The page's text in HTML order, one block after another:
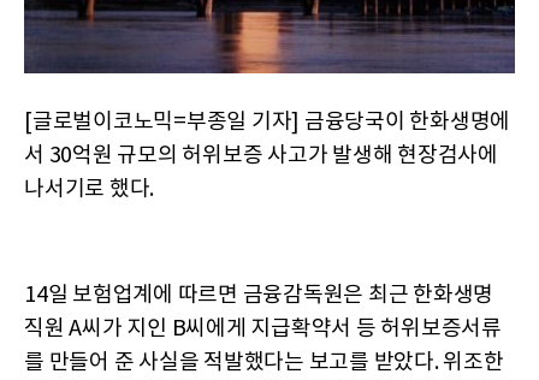
[글로벌이코노믹=부종일 기자] 금융당국이 한화생명에
서 30억원 규모의 허위보증 사고가 발생해 현장검사에
나서기로 했다.
14일 보험업계에 따르면 금융감독원은 최근 한화생명
직원 A씨가 지인 B씨에게 지급확약서 등 허위보증서류
를 만들어 준 사실을 적발했다는 보고를 받았다. 위조한